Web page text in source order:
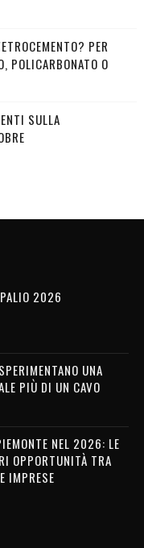
PER
POLICARBONATO O
SULLA
2026
UNA
PIÙ DI UN CAVO
NEL 2026: LE
OPPORTUNITÀ TRA
IMPRESE